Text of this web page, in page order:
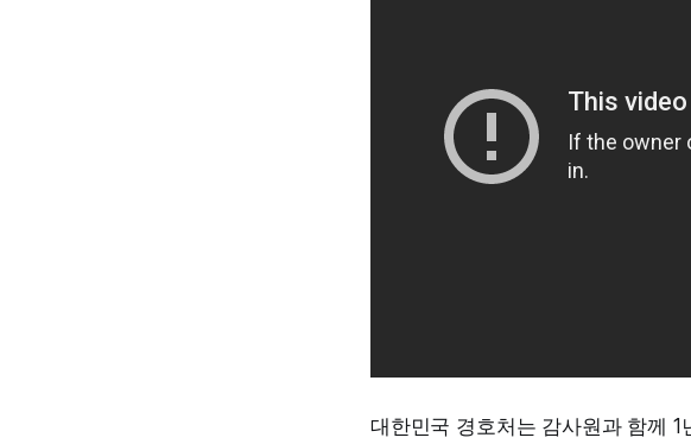
대한민국 경호처는 감사원과 함께